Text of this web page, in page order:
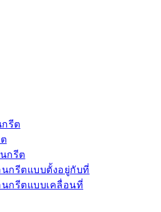
กรีต
กรีต
กรีตแบบตั้งอยู่กับที่
กรีตแบบเคลื่อนที่